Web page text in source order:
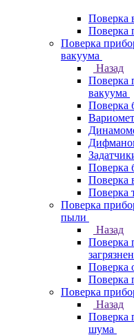
Поверка
Поверка
Поверка
вакуума
Назад
Поверка
вакуума
Поверка
Поверка
Поверка
Поверка
Поверка
пыли
Назад
Поверка
Поверка
Поверка
Поверка
Назад
Поверка
шума